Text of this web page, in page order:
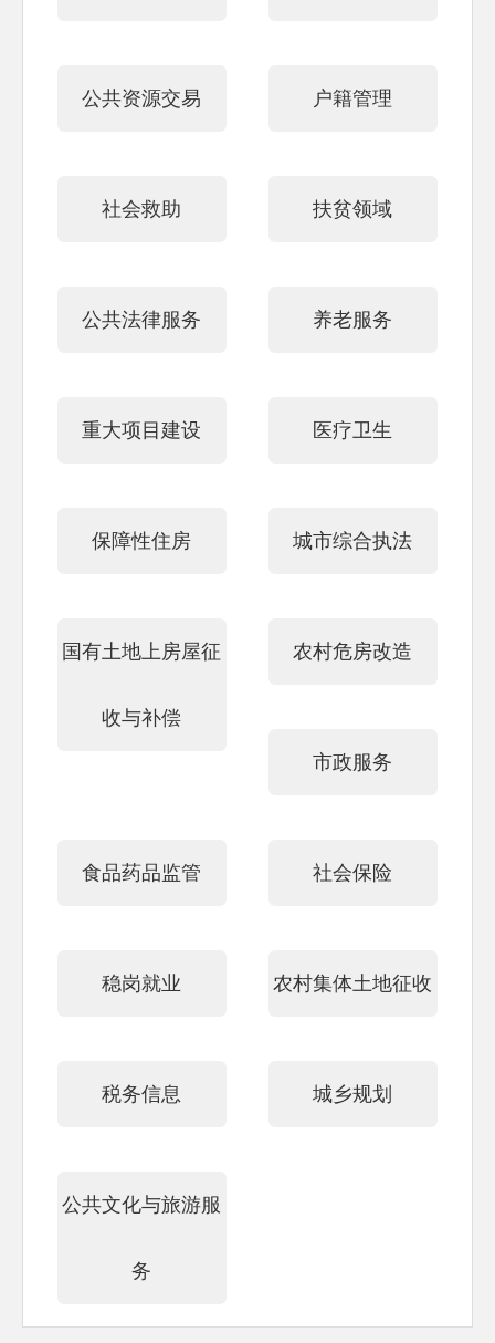
公共资源交易 户籍管理
社会救助 扶贫领域
公共法律服务 养老服务
重大项目建设 医疗卫生
保障性住房 城市综合执法
国有土地上房屋征
收与补偿
农村危房改造
市政服务
食品药品监管 社会保险
稳岗就业 农村集体土地征收
税务信息 城乡规划
公共文化与旅游服
务